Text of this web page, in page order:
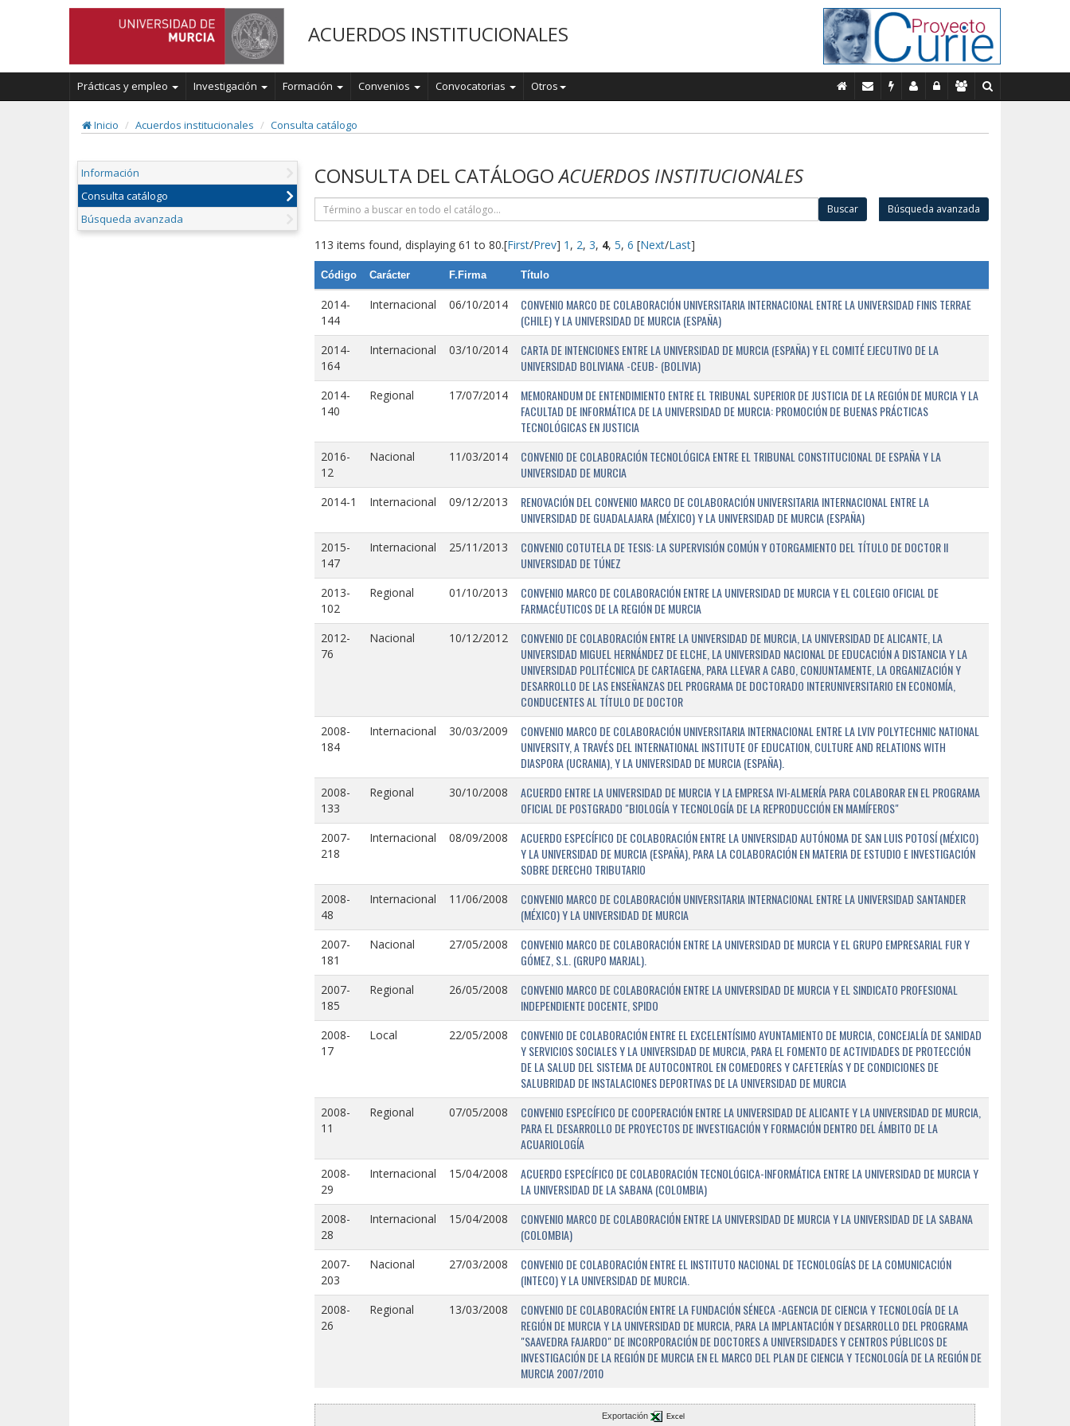
ACUERDOS INSTITUCIONALES
Prácticas y empleo Investigación Formación Convenios Convocatorias Otros
Inicio Acuerdos institucionales Consulta catálogo
Información
Consulta catálogo
Búsqueda avanzada
CONSULTA DEL CATÁLOGOACUERDOS INSTITUCIONALES
Buscar Búsqueda avanzada
113 items found, displaying 61 to 80.[First/Prev] 1 , 2, 3, 4, 5, 6 [Next/Last]
Código Carácter F.Firma Título
2014-
144
Internacional 06/10/2014
CONVENIO MARCO DE COLABORACIÓN UNIVERSITARIA INTERNACIONAL ENTRE LA UNIVERSIDAD FINIS TERRAE
(CHILE) Y LA UNIVERSIDAD DE MURCIA (ESPAÑA)
2014-
164
Internacional 03/10/2014
CARTA DE INTENCIONES ENTRE LA UNIVERSIDAD DE MURCIA (ESPAÑA) Y EL COMITÉ EJECUTIVO DE LA
UNIVERSIDAD BOLIVIANA -CEUB- (BOLIVIA)
2014-
140
Regional 17/07/2014
MEMORANDUM DE ENTENDIMIENTO ENTRE EL TRIBUNAL SUPERIOR DE JUSTICIA DE LA REGIÓN DE MURCIA Y LA
FACULTAD DE INFORMÁTICA DE LA UNIVERSIDAD DE MURCIA: PROMOCIÓN DE BUENAS PRÁCTICAS
TECNOLÓGICAS EN JUSTICIA
2016-
12
Nacional 11/03/2014
CONVENIO DE COLABORACIÓN TECNOLÓGICA ENTRE EL TRIBUNAL CONSTITUCIONAL DE ESPAÑA Y LA
UNIVERSIDAD DE MURCIA
2014-1 Internacional 09/12/2013
RENOVACIÓN DEL CONVENIO MARCO DE COLABORACIÓN UNIVERSITARIA INTERNACIONAL ENTRE LA
UNIVERSIDAD DE GUADALAJARA (MÉXICO) Y LA UNIVERSIDAD DE MURCIA (ESPAÑA)
2015-
147
Internacional 25/11/2013
CONVENIO COTUTELA DE TESIS: LA SUPERVISIÓN COMÚN Y OTORGAMIENTO DEL TÍTULO DE DOCTOR II
UNIVERSIDAD DE TÚNEZ
2013-
102
Regional 01/10/2013
CONVENIO MARCO DE COLABORACIÓN ENTRE LA UNIVERSIDAD DE MURCIA Y EL COLEGIO OFICIAL DE
FARMACÉUTICOS DE LA REGIÓN DE MURCIA
2012-
76
Nacional 10/12/2012
CONVENIO DE COLABORACIÓN ENTRE LA UNIVERSIDAD DE MURCIA, LA UNIVERSIDAD DE ALICANTE, LA
UNIVERSIDAD MIGUEL HERNÁNDEZ DE ELCHE, LA UNIVERSIDAD NACIONAL DE EDUCACIÓN A DISTANCIA Y LA
UNIVERSIDAD POLITÉCNICA DE CARTAGENA, PARA LLEVAR A CABO, CONJUNTAMENTE, LA ORGANIZACIÓN Y
DESARROLLO DE LAS ENSEÑANZAS DEL PROGRAMA DE DOCTORADO INTERUNIVERSITARIO EN ECONOMÍA,
CONDUCENTES AL TÍTULO DE DOCTOR
2008-
184
Internacional 30/03/2009
CONVENIO MARCO DE COLABORACIÓN UNIVERSITARIA INTERNACIONAL ENTRE LA LVIV POLYTECHNIC NATIONAL
UNIVERSITY, A TRAVÉS DEL INTERNATIONAL INSTITUTE OF EDUCATION, CULTURE AND RELATIONS WITH
DIASPORA (UCRANIA), Y LA UNIVERSIDAD DE MURCIA (ESPAÑA).
2008-
133
Regional 30/10/2008
ACUERDO ENTRE LA UNIVERSIDAD DE MURCIA Y LA EMPRESA IVI-ALMERÍA PARA COLABORAR EN EL PROGRAMA
OFICIAL DE POSTGRADO "BIOLOGÍA Y TECNOLOGÍA DE LA REPRODUCCIÓN EN MAMÍFEROS"
2007-
218
Internacional 08/09/2008
ACUERDO ESPECÍFICO DE COLABORACIÓN ENTRE LA UNIVERSIDAD AUTÓNOMA DE SAN LUIS POTOSÍ (MÉXICO)
Y LA UNIVERSIDAD DE MURCIA (ESPAÑA), PARA LA COLABORACIÓN EN MATERIA DE ESTUDIO E INVESTIGACIÓN
SOBRE DERECHO TRIBUTARIO
2008-
48
Internacional 11/06/2008
CONVENIO MARCO DE COLABORACIÓN UNIVERSITARIA INTERNACIONAL ENTRE LA UNIVERSIDAD SANTANDER
(MÉXICO) Y LA UNIVERSIDAD DE MURCIA
2007-
181
Nacional 27/05/2008
CONVENIO MARCO DE COLABORACIÓN ENTRE LA UNIVERSIDAD DE MURCIA Y EL GRUPO EMPRESARIAL FUR Y
GÓMEZ, S.L. (GRUPO MARJAL).
2007-
185
Regional 26/05/2008
CONVENIO MARCO DE COLABORACIÓN ENTRE LA UNIVERSIDAD DE MURCIA Y EL SINDICATO PROFESIONAL
INDEPENDIENTE DOCENTE, SPIDO
2008-
17
Local 22/05/2008
CONVENIO DE COLABORACIÓN ENTRE EL EXCELENTÍSIMO AYUNTAMIENTO DE MURCIA, CONCEJALÍA DE SANIDAD
Y SERVICIOS SOCIALES Y LA UNIVERSIDAD DE MURCIA, PARA EL FOMENTO DE ACTIVIDADES DE PROTECCIÓN
DE LA SALUD DEL SISTEMA DE AUTOCONTROL EN COMEDORES Y CAFETERÍAS Y DE CONDICIONES DE
SALUBRIDAD DE INSTALACIONES DEPORTIVAS DE LA UNIVERSIDAD DE MURCIA
2008-
11
Regional 07/05/2008
CONVENIO ESPECÍFICO DE COOPERACIÓN ENTRE LA UNIVERSIDAD DE ALICANTE Y LA UNIVERSIDAD DE MURCIA,
PARA EL DESARROLLO DE PROYECTOS DE INVESTIGACIÓN Y FORMACIÓN DENTRO DEL ÁMBITO DE LA
ACUARIOLOGÍA
2008-
29
Internacional 15/04/2008
ACUERDO ESPECÍFICO DE COLABORACIÓN TECNOLÓGICA-INFORMÁTICA ENTRE LA UNIVERSIDAD DE MURCIA Y
LA UNIVERSIDAD DE LA SABANA (COLOMBIA)
2008-
28
Internacional 15/04/2008
CONVENIO MARCO DE COLABORACIÓN ENTRE LA UNIVERSIDAD DE MURCIA Y LA UNIVERSIDAD DE LA SABANA
(COLOMBIA)
2007-
203
Nacional 27/03/2008
CONVENIO DE COLABORACIÓN ENTRE EL INSTITUTO NACIONAL DE TECNOLOGÍAS DE LA COMUNICACIÓN
(INTECO) Y LA UNIVERSIDAD DE MURCIA.
2008-
26
Regional 13/03/2008
CONVENIO DE COLABORACIÓN ENTRE LA FUNDACIÓN SÉNECA -AGENCIA DE CIENCIA Y TECNOLOGÍA DE LA
REGIÓN DE MURCIA Y LA UNIVERSIDAD DE MURCIA, PARA LA IMPLANTACIÓN Y DESARROLLO DEL PROGRAMA
"SAAVEDRA FAJARDO" DE INCORPORACIÓN DE DOCTORES A UNIVERSIDADES Y CENTROS PÚBLICOS DE
INVESTIGACIÓN DE LA REGIÓN DE MURCIA EN EL MARCO DEL PLAN DE CIENCIA Y TECNOLOGÍA DE LA REGIÓN DE
MURCIA 2007/2010
Exportación Excel